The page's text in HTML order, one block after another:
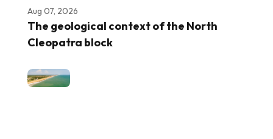
Aug 07, 2026
The geological context of the North
Cleopatra block